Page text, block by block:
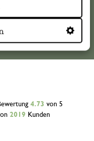
4.73 von 5
2019 Kunden